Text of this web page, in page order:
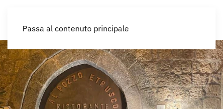
Passa al contenuto principale